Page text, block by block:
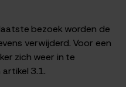
bezoek worden de
verwijderd. Voor een
zich weer in te
3.1.